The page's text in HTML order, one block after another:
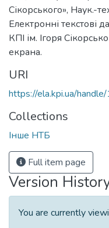
Сікорського», Наук.-
Електронні текстові
КПІ ім. Ігоря
екрана.
URI
https://ela.kpi.ua/
Collections
Інше НТБ
Full item page
Version
You are currently